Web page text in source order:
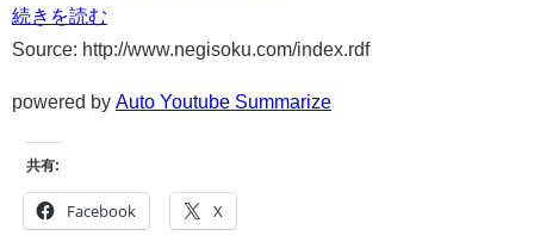
続きを読む
Source: http://www.negisoku.com/index.rdf
powered by Auto Youtube Summarize
共有:
Facebook X